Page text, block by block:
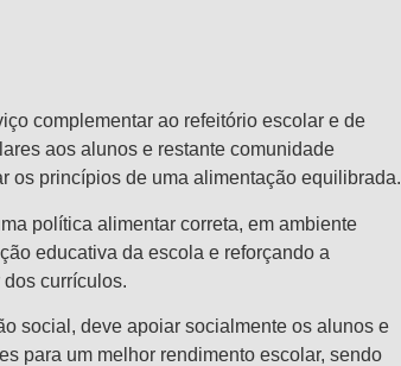
complementar ao refeitório escolar e de
aos alunos e restante comunidade
os princípios de uma alimentação equilibrada.
política alimentar correta, em ambiente
educativa da escola e reforçando a
currículos.
social, deve apoiar socialmente os alunos e
para um melhor rendimento escolar, sendo